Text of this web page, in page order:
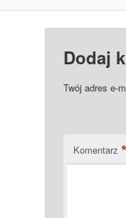
Dodaj
Twój adres e-
Komentarz *